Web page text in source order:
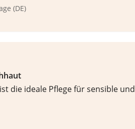
(DE)
die ideale Pflege für sensible und